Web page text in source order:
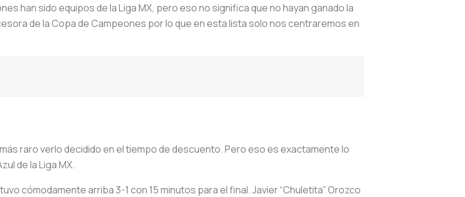
han sido equipos de la Liga MX, pero eso no significa que no hayan ganado la
de la Copa de Campeones por lo que en esta lista solo nos centraremos en
raro verlo decidido en el tiempo de descuento. Pero eso es exactamente lo
de la Liga MX.
cómodamente arriba 3-1 con 15 minutos para el final. Javier “Chuletita” Orozco